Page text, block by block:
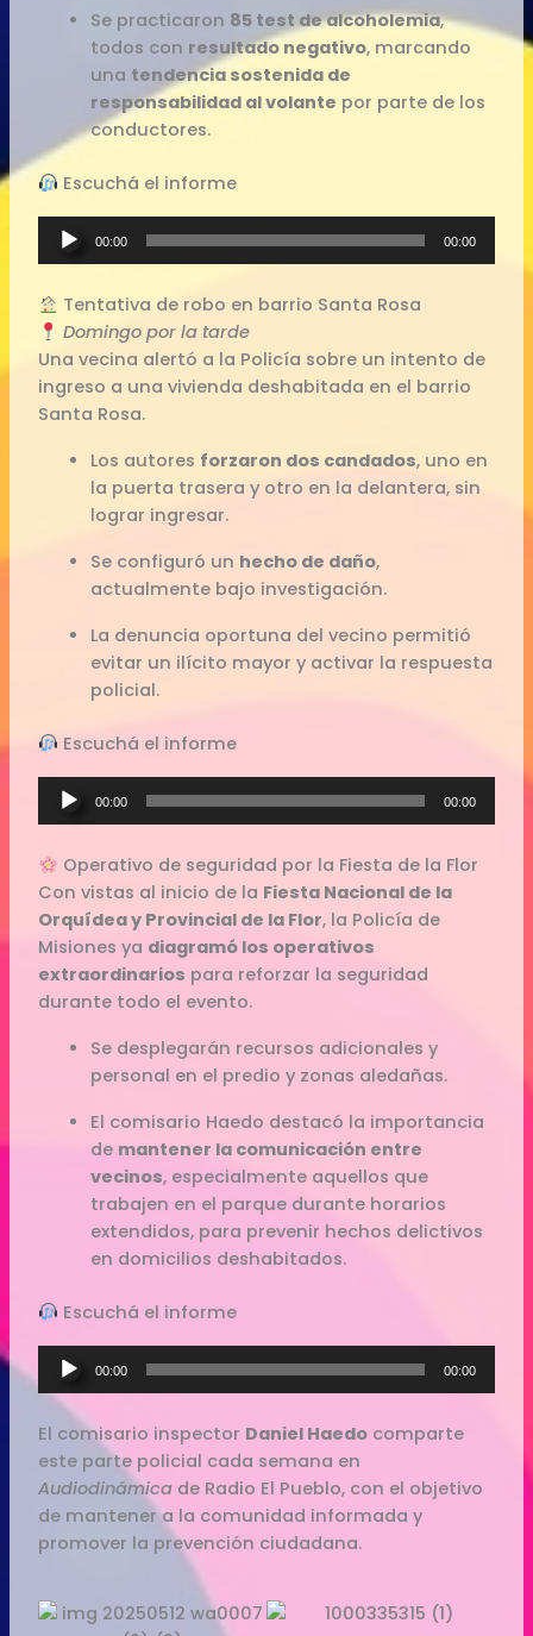
Se practicaron 85 test de alcoholemia,
todos con resultado negativo, marcando
una tendencia sostenida de
responsabilidad al volante por parte de los
conductores.
Escuchá el informe
Reproductor
00:00 00:00
Tentativa de robo en barrio Santa Rosa
Domingo por la tarde
Una vecina alertó a la Policía sobre un intento de
ingreso a una vivienda deshabitada en el barrio
Santa Rosa.
Los autores forzaron dos candados, uno en
la puerta trasera y otro en la delantera, sin
lograr ingresar.
Se configuró un hecho de daño,
actualmente bajo investigación.
La denuncia oportuna del vecino permitió
evitar un ilícito mayor y activar la respuesta
policial.
Escuchá el informe
Reproductor
00:00 00:00
Operativo de seguridad por la Fiesta de la Flor
Con vistas al inicio de la Fiesta Nacional de la
Orquídea y Provincial de la Flor, la Policía de
Misiones ya diagramó los operativos
extraordinarios para reforzar la seguridad
durante todo el evento.
Se desplegarán recursos adicionales y
personal en el predio y zonas aledañas.
El comisario Haedo destacó la importancia
de mantener la comunicación entre
vecinos, especialmente aquellos que
trabajen en el parque durante horarios
extendidos, para prevenir hechos delictivos
en domicilios deshabitados.
Escuchá el informe
Reproductor
de
audio
00:00 00:00
El comisario inspector Daniel Haedo comparte
este parte policial cada semana en
Audiodinámica de Radio El Pueblo, con el objetivo
de mantener a la comunidad informada y
promover la prevención ciudadana.